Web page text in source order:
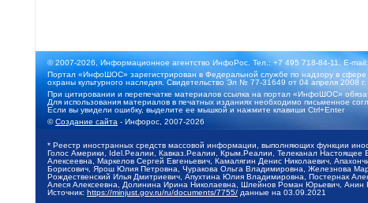
© 2007-2026, Информационное агентство ИнфоРос. Тел.: +7 495 718-84-11, E-
Портал «ИнфоШОС» зарегистрирован в Федеральной службе по надзору в сфере
охраны культурного наследия. Свидетельство Эл № 77-31649 от 04 апреля 2008 г.
При цитировании и перепечатке материалов ссылка на портал «ИнфоШОС»
Для использования материалов в печатных изданиях необходимо письменное
Если вы увидели ошибку, выделите ее мышкой и нажмите клавиши Ctrl+Enter
©Создание сайта - Инфорос, 2007-2026
* Реестр иностранных средств массовой информации, выполняющих функции
Голос Америки, Idel.Реалии, Кавказ.Реалии, Крым.Реалии, Телеканал
Алексеевна, Маркелов Сергей Евгеньевич, Камалягин Денис Николаевич,
Борисович, Ярош Юлия Петровна, Чуракова Ольга Владимировна, Железнова
Рождественский Илья Дмитриевич, Апухтина Юлия Владимировна, Постернак
Алеся Алексеевна, Долинина Ирина Николаевна, Шлейнов Роман Юрьевич, Анин
Источник: https://minjust.gov.ru/ru/documents/7755/ данные на 03.09.2021